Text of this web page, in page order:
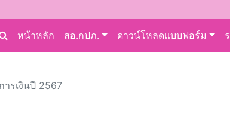
หน้าหลัก สอ.กปภ. ดาวน์โหลดแบบฟอร์ม
ารเงินปี 2567